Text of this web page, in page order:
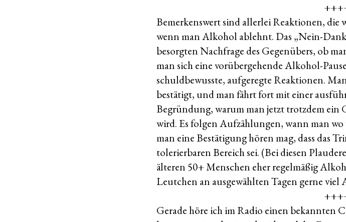
Bemerkenswert sind allerlei Reaktionen, die
wenn man Alkohol ablehnt. Das „Nein-
besorgten Nachfrage des Gegenübers, ob
man sich eine vorübergehende Alkohol-
schuldbewusste, aufgeregte Reaktionen.
bestätigt, und man fährt fort mit einer
Begründung, warum man jetzt trotzdem ein
wird. Es folgen Aufzählungen, wann man
man eine Bestätigung hören mag, dass das
tolerierbaren Bereich sei. (Bei diesen
älteren 50+ Menschen eher regelmäßig
Leutchen an ausgewählten Tagen gerne
Gerade höre ich im Radio einen bekannten